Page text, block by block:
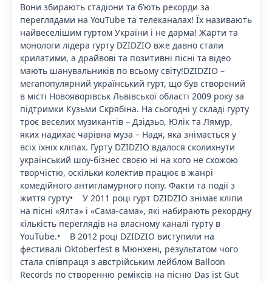
Вони збирають стадіони та б’ють рекорди за
переглядами на YouTube та телеканалах! Їх називають
найвеселішим гуртом України і не дарма! Жарти та
монологи лідера гурту DZIDZIO вже давно стали
крилатими, а драйвові та позитивні пісні та відео
мають шанувальників по всьому світу!DZIDZIO –
мегапопулярний український гурт, що був створений
в місті Новояворівськ Львівської області 2009 року за
підтримки Кузьми Скрябіна. На сьогодні у складі гурту
троє веселих музикантів – Дзідзьо, Юлік та Лямур,
яких надихає чарівна муза – Надя, яка знімається у
всіх їхніх кліпах. Гурту DZIDZIO вдалося сколихнути
український шоу-бізнес своєю ні на кого не схожою
творчістю, оскільки колектив працює в жанрі
комедійного антигламурного попу. Факти та події з
життя гурту• У 2011 році гурт DZIDZIO знімає кліпи
на пісні «Ялта» і «Сама-сама», які набирають рекордну
кількість переглядів на власному каналі гурту в
YouTube.• В 2012 році DZIDZIO виступили на
фестивалі Oktoberfest в Мюнхені, результатом чого
стала співпраця з австрійським лейблом Balloon
Records по створенню реміксів на пісню Das ist Gut